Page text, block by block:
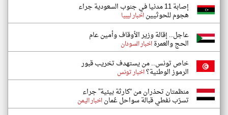
إصابة 11 مدنيا في جنوب السعودية جراء
هجوم للحوثييناخبار ليبيا
عاجل.. إقالة وزير الأوقاف وأمين عام
الحج والعمرةاخبار السودان
خاص تونس.. من يستهدف تخريب قبور
الرموز الوطنية؟اخبار تونس
منظمتان تحذران من “كارثة بيئية” جراء
تسرّب نفطي قبالة سواحل عُماناخبار اليمن